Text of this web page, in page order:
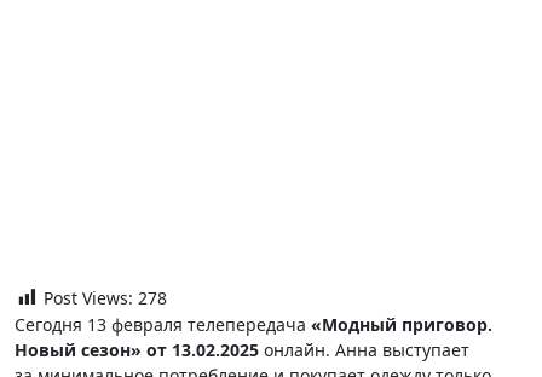
Post Views: 278
Сегодня 13 февраля телепередача «Модный приговор.
Новый сезон» от 13.02.2025 онлайн. Анна выступает